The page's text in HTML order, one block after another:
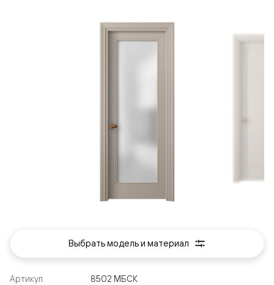
Артикул
8502 МБСК
Выбрать модель и материал